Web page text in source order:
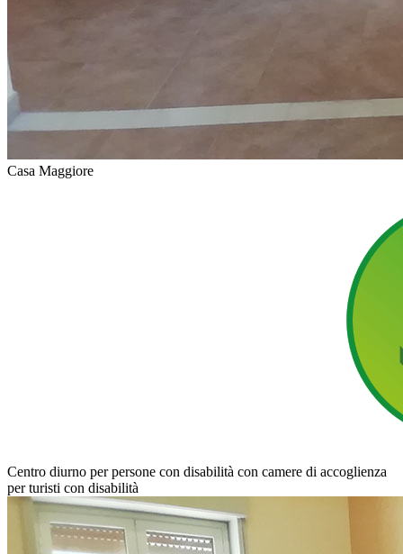
Casa Maggiore
Centro diurno per persone con disabilità con camere di accoglienza
per turisti con disabilità